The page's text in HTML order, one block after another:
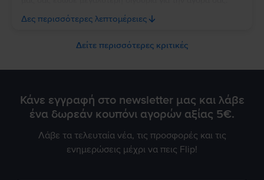
να την απολαύσετε για πολύ καιρό.
Δες περισσότερες λεπτομέρειες
Δείτε περισσότερες κριτικές
Κάνε εγγραφή στο newsletter μας και λάβε
ένα δωρεάν κουπόνι αγορών αξίας 5€.
Λάβε τα τελευταία νέα, τις προσφορές και τις
ενημερώσεις μέχρι να πεις Flip!